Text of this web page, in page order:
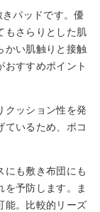
パッドです。優
もさらりとした肌
かい肌触りと接触
おすすめポイント
クッション性を発
ているため、ポコ
にも敷き布団にも
を予防します。ま
能。比較的リーズ